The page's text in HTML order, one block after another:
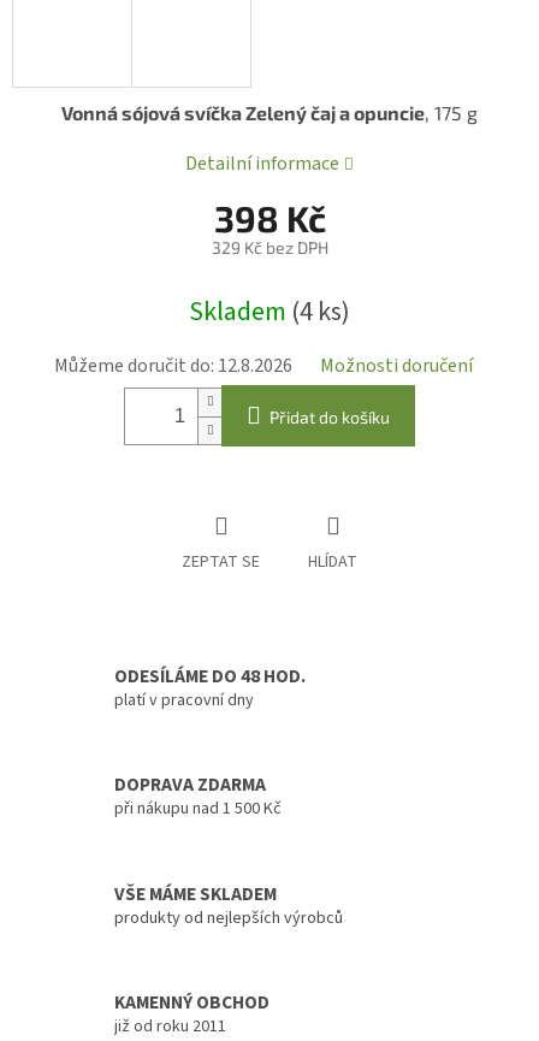
398 Kč
329 Kč bez DPH
cena:
Skladem (4 ks)
Můžeme doručit do: 12.8.2026 Možnosti doručení
Přidat do košíku
Vonná sójová svíčka Zelený čaj a opuncie, 175 g
Detailní informace
ZEPTAT SE HLÍDAT
ODESÍLÁME DO 48 HOD.
platí v pracovní dny
DOPRAVA ZDARMA
při nákupu nad 1 500 Kč
VŠE MÁME SKLADEM
produkty od nejlepších výrobců
KAMENNÝ OBCHOD
již od roku 2011